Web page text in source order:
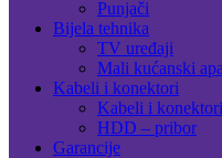
Punjači
Bijela tehnika
TV uređaji
Mali kućanski
Kabeli i konektori
Kabeli i konektori
HDD – pribor
Garancije